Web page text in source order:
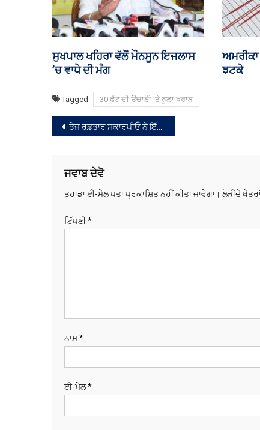
ਸਭ ਨੂੰDelimitation bill ਉੱਤਰ ਅਤੇ ਦੱਖਣ
ਭਾਰਤ ਦੇ ਹੱਕ ’ਚ ਨਹੀਂ: ਮਨੀਸ਼ ਤਿਵਾੜੀ
ਪੱਛਮੀ
ਮਮਤਾ
Tagged 30 ਫੁੱਟ ਦੀ ਉਚਾਈ 'ਤੇ ਝੂਲਾ ਖਰਾਬ
ਸੰਪਾਦਨਾ
ਤੇਜ਼ ਰਫ਼ਤਾਰ ਸਕਾਰਪੀਓ ਨੇ ਇੱਕ ਸਕੂਟਰ ਨੂੰ ਟੱਕਰ ਮਾਰੀ, ਨੌਜਵਾਨ ਦੀ ਮੌਤ
ਜਵਾਬ ਦੇਵੋ
ਤੁਹਾਡਾ ਈ-ਮੇਲ ਪਤਾ ਪ੍ਰਕਾਸ਼ਿਤ ਨਹੀਂ ਕੀਤਾ ਜਾਵੇਗਾ। ਲੋੜੀਂਦੇ
ਟਿੱਪਣੀ*
ਨਾਮ*
ਈ-ਮੇਲ*